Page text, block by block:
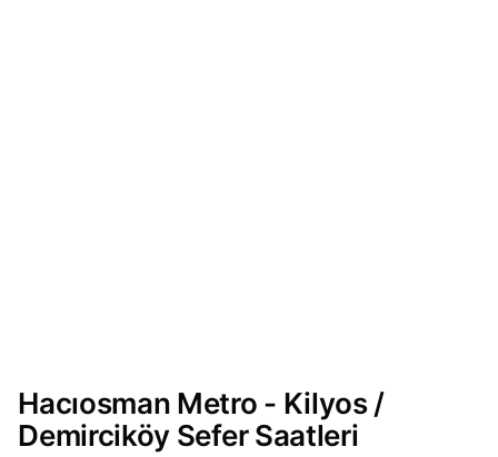
Hacıosman Metro - Kilyos /
Demirciköy Sefer Saatleri